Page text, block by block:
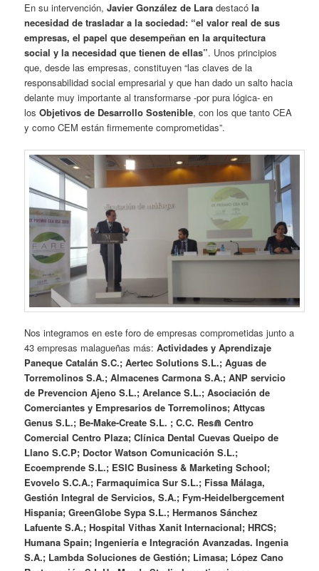
En su intervención,Javier González de Lara destacóla
necesidad de trasladar a la sociedad: “el valor real de sus
empresas, el papel que desempeñan en la arquitectura
social y la necesidad que tienen de ellas”. Unos principios
que, desde las empresas, constituyen “las claves de la
responsabilidad social empresarial y que han dado un salto hacia
delante muy importante al transformarse -por pura lógica- en
losObjetivos de Desarrollo Sostenible, con los que tanto CEA
y como CEM están firmemente comprometidas”.
Nos integramos en este foro de empresas comprometidas junto a
43 empresas malagueñas más:Actividades y Aprendizaje
Paneque Catalán S.C.; Aertec Solutions S.L.; Aguas de
Torremolinos S.A.; Almacenes Carmona S.A.; ANP servicio
de Prevencion Ajeno S.L.; Arelance S.L.; Asociación de
Comerciantes y Empresarios de Torremolinos; Attycas
Genus S.L.; Be-Make-Create S.L. ; C.C. Res⋒ Centro
Comercial Centro Plaza; Clínica Dental Cuevas Queipo de
Llano S.C.P; Doctor Watson Comunicación S.L.;
Ecoemprende S.L.; ESIC Business & Marketing School;
Evovelo S.C.A.; Farmaquímica Sur S.L.; Fissa Málaga,
Gestión Integral de Servicios, S.A.; Fym-Heidelbergcement
Hispania; GreenGlobe Sypa S.L.; Hermanos Sánchez
Lafuente S.A.; Hospital Vithas Xanit Internacional; HRCS;
Humana Spain; Ingeniería e Integración Avanzadas. Ingenia
S.A.; Lambda Soluciones de Gestión; Limasa; López Cano